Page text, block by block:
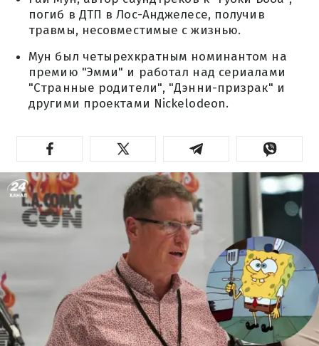
погиб в ДТП в Лос-Анджелесе, получив
травмы, несовместимые с жизнью.
Мун был четырехкратным номинантом на
премию "Эмми" и работал над сериалами
"Странные родители", "Дэнни-призрак" и
другими проектами Nickelodeon.